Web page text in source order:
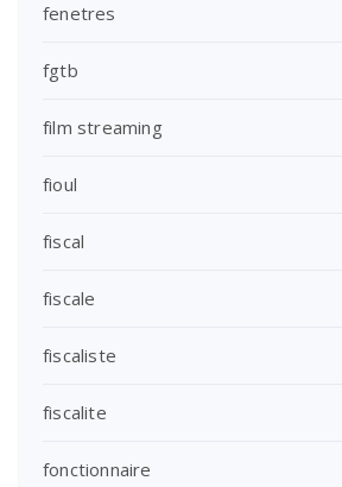
fenetres
fgtb
film streaming
fioul
fiscal
fiscale
fiscaliste
fiscalite
fonctionnaire